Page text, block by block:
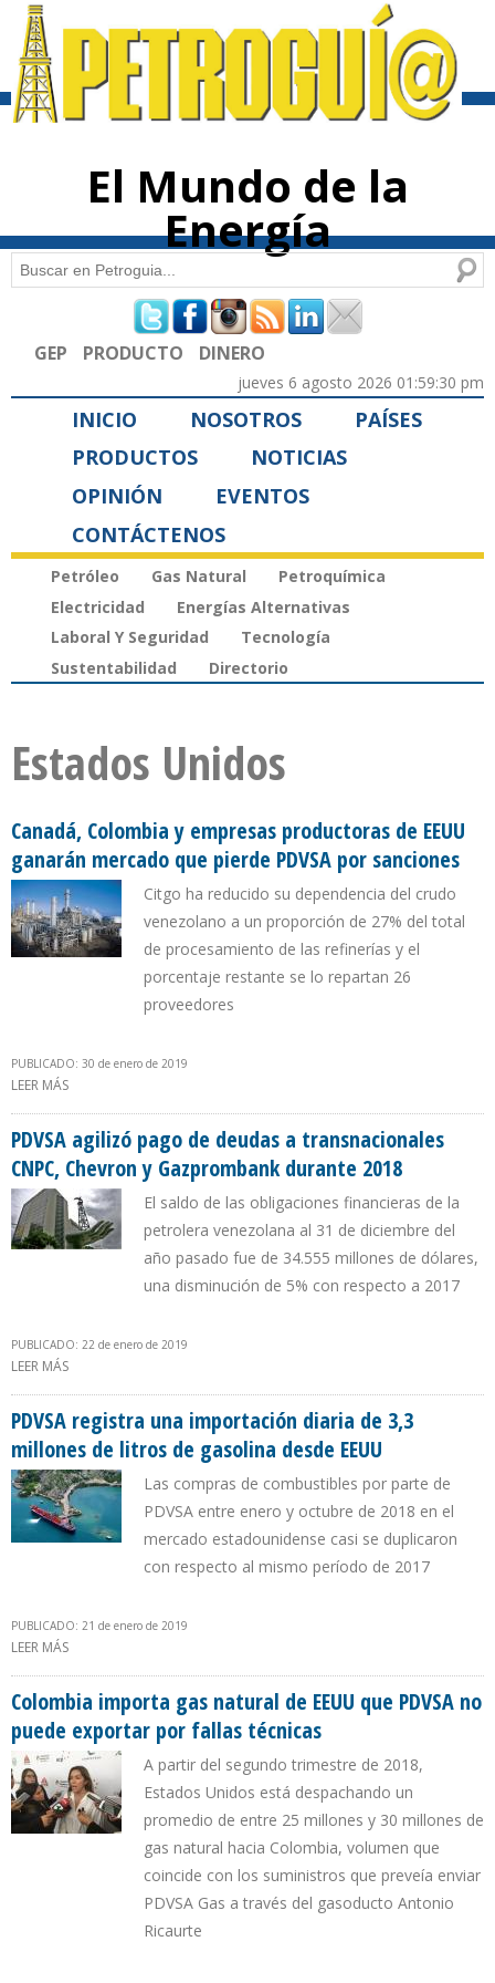
contenido
El Mundo de la
Energía
Formulario de búsqueda
Buscar
GEP PRODUCTO DINERO
jueves 6 agosto 2026 01:59:30 pm
INICIO NOSOTROS
PAÍSES
PRODUCTOS
NOTICIAS
OPINIÓN
EVENTOS
CONTÁCTENOS
Petróleo Gas Natural
Petroquímica
Electricidad
Energías Alternativas
Laboral Y Seguridad
Tecnología
Sustentabilidad
Directorio
Estados Unidos
Canadá, Colombia y empresas productoras de EEUU
ganarán mercado que pierde PDVSA por sanciones
Citgo ha reducido su dependencia del crudo
venezolano a un proporción de 27% del total
de procesamiento de las refinerías y el
porcentaje restante se lo repartan 26
proveedores
PUBLICADO: 30 de enero de 2019
LEER MÁS
PDVSA agilizó pago de deudas a transnacionales
CNPC, Chevron y Gazprombank durante 2018
El saldo de las obligaciones financieras de la
petrolera venezolana al 31 de diciembre del
año pasado fue de 34.555 millones de dólares,
una disminución de 5% con respecto a 2017
PUBLICADO: 22 de enero de 2019
LEER MÁS
PDVSA registra una importación diaria de 3,3
millones de litros de gasolina desde EEUU
Las compras de combustibles por parte de
PDVSA entre enero y octubre de 2018 en el
mercado estadounidense casi se duplicaron
con respecto al mismo período de 2017
PUBLICADO: 21 de enero de 2019
LEER MÁS
Colombia importa gas natural de EEUU que PDVSA no
puede exportar por fallas técnicas
A partir del segundo trimestre de 2018,
Estados Unidos está despachando un
promedio de entre 25 millones y 30 millones de
gas natural hacia Colombia, volumen que
coincide con los suministros que preveía enviar
PDVSA Gas a través del gasoducto Antonio
Ricaurte